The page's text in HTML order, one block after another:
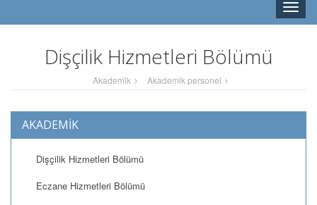
Toggle
Dişçilik Hizmetleri Bölümü
Akademi̇k Akademik personel
AKADEMİK
Dişçilik Hizmetleri Bölümü
Eczane Hizmetleri Bölümü